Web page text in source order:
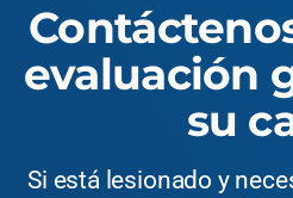
evaluación
su
Si está lesionado y